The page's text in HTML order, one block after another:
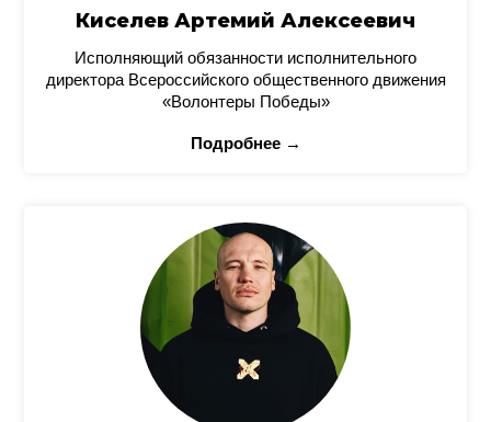
Киселев Артемий Алексеевич
Исполняющий обязанности исполнительного
директора Всероссийского общественного движения
«Волонтеры Победы»
Подробнее →